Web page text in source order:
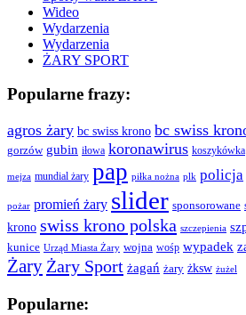
Wideo
Wydarzenia
Wydarzenia
ŻARY SPORT
Popularne frazy:
agros żary bc swiss krono bc swiss
gorzów gubin iłowa koronawirus koszykówka
mejza mundial żary pap piłka nożna plk policja
pożar promień żary slider sponsorowane
krono swiss krono polska szczepienia
kunice Urząd Miasta Żary wojna wośp wypadek
Żary Żary Sport żagań żary żksw żużel
Popularne: